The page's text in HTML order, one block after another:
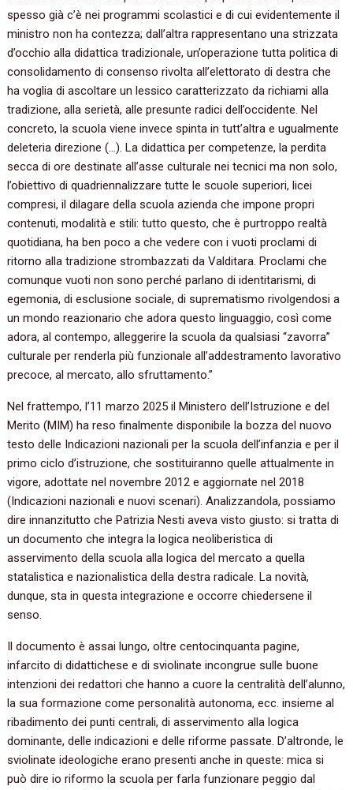
spesso già c’è nei programmi scolastici e di cui evidentemente il
ministro non ha contezza; dall’altra rappresentano una strizzata
d’occhio alla didattica tradizionale, un’operazione tutta politica di
consolidamento di consenso rivolta all’elettorato di destra che
ha voglia di ascoltare un lessico caratterizzato da richiami alla
tradizione, alla serietà, alle presunte radici dell’occidente. Nel
concreto, la scuola viene invece spinta in tutt’altra e ugualmente
deleteria direzione (…). La didattica per competenze, la perdita
secca di ore destinate all’asse culturale nei tecnici ma non solo,
l’obiettivo di quadriennalizzare tutte le scuole superiori, licei
compresi, il dilagare della scuola azienda che impone propri
contenuti, modalità e stili: tutto questo, che è purtroppo realtà
quotidiana, ha ben poco a che vedere con i vuoti proclami di
ritorno alla tradizione strombazzati da Valditara. Proclami che
comunque vuoti non sono perché parlano di identitarismi, di
egemonia, di esclusione sociale, di suprematismo rivolgendosi a
un mondo reazionario che adora questo linguaggio, così come
adora, al contempo, alleggerire la scuola da qualsiasi “zavorra”
culturale per renderla più funzionale all’addestramento lavorativo
precoce, al mercato, allo sfruttamento.”
Nel frattempo, l’11 marzo 2025 il Ministero dell’Istruzione e del
Merito (MIM) ha reso finalmente disponibile la bozza del nuovo
testo delle Indicazioni nazionali per la scuola dell’infanzia e per il
primo ciclo d’istruzione, che sostituiranno quelle attualmente in
vigore, adottate nel novembre 2012 e aggiornate nel 2018
(Indicazioni nazionali e nuovi scenari). Analizzandola, possiamo
dire innanzitutto che Patrizia Nesti aveva visto giusto: si tratta di
un documento che integra la logica neoliberistica di
asservimento della scuola alla logica del mercato a quella
statalistica e nazionalistica della destra radicale. La novità,
dunque, sta in questa integrazione e occorre chiedersene il
senso.
Il documento è assai lungo, oltre centocinquanta pagine,
infarcito di didattichese e di sviolinate incongrue sulle buone
intenzioni dei redattori che hanno a cuore la centralità dell’alunno,
la sua formazione come personalità autonoma, ecc. insieme al
ribadimento dei punti centrali, di asservimento alla logica
dominante, delle indicazioni e delle riforme passate. D’altronde, le
sviolinate ideologiche erano presenti anche in queste: mica si
può dire io riformo la scuola per farla funzionare peggio dal